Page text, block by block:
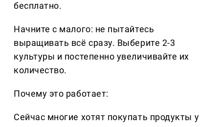
бесплатно.
Начните с малого: не пытайтесь
выращивать всё сразу. Выберите 2-3
культуры и постепенно увеличивайте их
количество.
Почему это работает:
Сейчас многие хотят покупать продукты у